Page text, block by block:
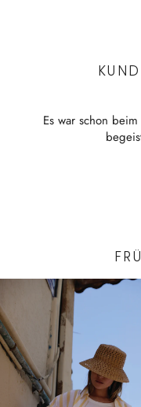
Es war schon